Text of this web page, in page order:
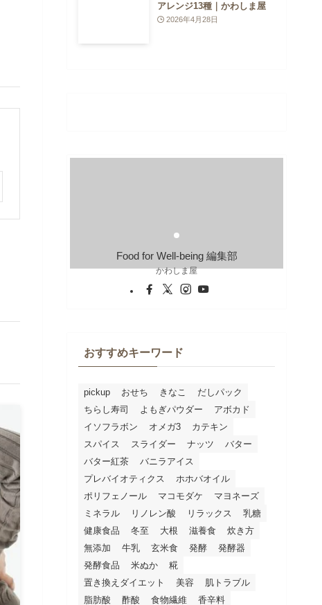
アレンジ13種｜かわしま屋
2026年4月28日
Food for Well-being 編集部
かわしま屋
おすすめキーワード
pickup おせち きなこ
だしパック
ちらし寿司
よもぎパウダー
アボカド
イソフラボン
オメガ3
カテキン
スパイス
スライダー ナッツ
バター
バター紅茶
バニラアイス
プレバイオティクス
ホホバオイル
ポリフェノール
マコモダケ
マヨネーズ
ミネラル
リノレン酸 リラックス
乳糖
健康食品
冬至 大根 滋養食
炊き方
無添加
牛乳 玄米食 発酵
発酵器
発酵食品
米ぬか
糀
置き換えダイエット
美容
肌トラブル
脂肪酸
酢酸 食物繊維 香辛料